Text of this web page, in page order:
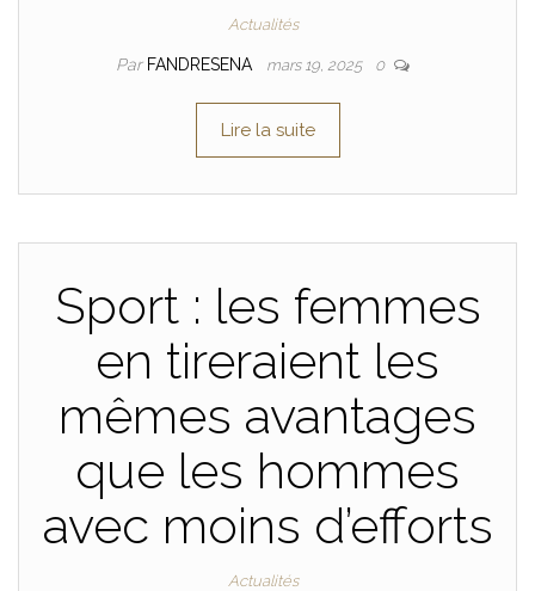
Actualités
Par FANDRESENA mars 19, 2025 0
Lire la suite
Sport : les femmes
en tireraient les
mêmes avantages
que les hommes
avec moins d’efforts
Actualités